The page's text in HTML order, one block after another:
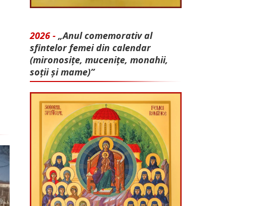
2026 - „Anul comemorativ al
sfintelor femei din calendar
(mironosițe, mu­cenițe, monahii,
soții și mame)”